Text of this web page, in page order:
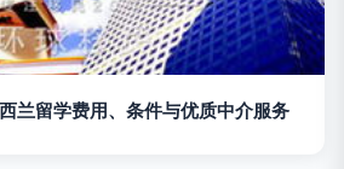
兰留学费用、条件与优质中介服务